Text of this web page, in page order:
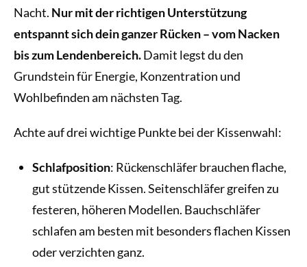
Nacht. Nur mit der richtigen Unterstützung
entspannt sich dein ganzer Rücken – vom Nacken
bis zum Lendenbereich.Damit legst du den
Grundstein für Energie, Konzentration und
Wohlbefinden am nächsten Tag.
Achte auf drei wichtige Punkte bei der Kissenwahl:
Schlafposition: Rückenschläfer brauchen flache,
gut stützende Kissen. Seitenschläfer greifen zu
festeren, höheren Modellen. Bauchschläfer
schlafen am besten mit besonders flachen Kissen
oder verzichten ganz.